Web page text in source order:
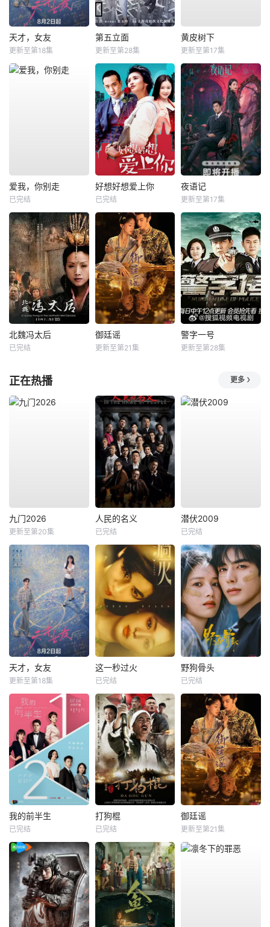
天才，女友
更新至第18集
第五立面
更新至第28集
黄皮树下
更新至第17集
爱我，你别走
已完结
好想好想爱上你
已完结
夜语记
更新至第17集
北魏冯太后
已完结
御廷谣
更新至第21集
警字一号
更新至第28集
正在热播 更多
九门2026
更新至第20集
人民的名义
已完结
潜伏2009
已完结
天才，女友
更新至第18集
这一秒过火
已完结
野狗骨头
已完结
我的前半生
已完结
打狗棍
已完结
御廷谣
更新至第21集